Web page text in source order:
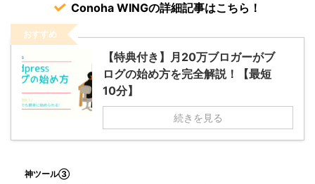
Conoha WINGの詳細記事はこちら！
おすすめ
【特典付き】月20万ブロガーがブ
ログの始め方を完全解説！【最短
10分】
続きを見る
神ツール③